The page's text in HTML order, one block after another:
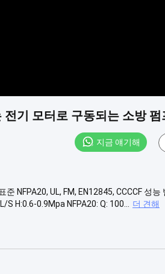
전기 모터로 구동되는 소방 펌
지금 얘기해
NFPA20, UL, FM, EN12845, CCCCF 성능
H:0.6-0.9Mpa NFPA20: Q: 100...
더 견해